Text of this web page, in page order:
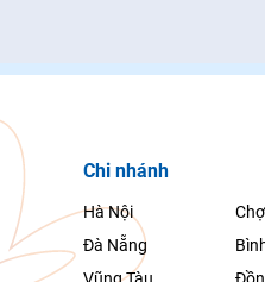
Chi nhánh
Hà Nội
Đà Nẵng